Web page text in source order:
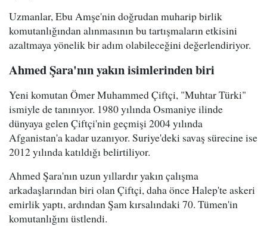
Uzmanlar, Ebu Amşe'nin doğrudan muharip birlik
komutanlığından alınmasının bu tartışmaların etkisini
azaltmaya yönelik bir adım olabileceğini değerlendiriyor.
Ahmed Şara'nın yakın isimlerinden biri
Yeni komutan Ömer Muhammed Çiftçi, "Muhtar Türki"
ismiyle de tanınıyor. 1980 yılında Osmaniye ilinde
dünyaya gelen Çiftçi'nin geçmişi 2004 yılında
Afganistan'a kadar uzanıyor. Suriye'deki savaş sürecine ise
2012 yılında katıldığı belirtiliyor.
Ahmed Şara'nın uzun yıllardır yakın çalışma
arkadaşlarından biri olan Çiftçi, daha önce Halep'te askeri
emirlik yaptı, ardından Şam kırsalındaki 70. Tümen'in
komutanlığını üstlendi.